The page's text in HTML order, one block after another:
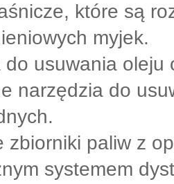
które są
myjek.
do usuwania
narzędzia do
zbiorniki paliw z
systemem